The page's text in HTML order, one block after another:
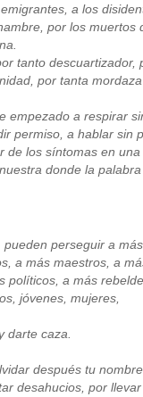
a los
por los muertos
tanto descuartizador,
por tanta
empezado a respirar
permiso, a hablar sin
de los síntomas en una
donde la
perseguir a más
a más maestros, a
políticos, a más
jóvenes, mujeres,
darte caza.
después tu
desahucios, por